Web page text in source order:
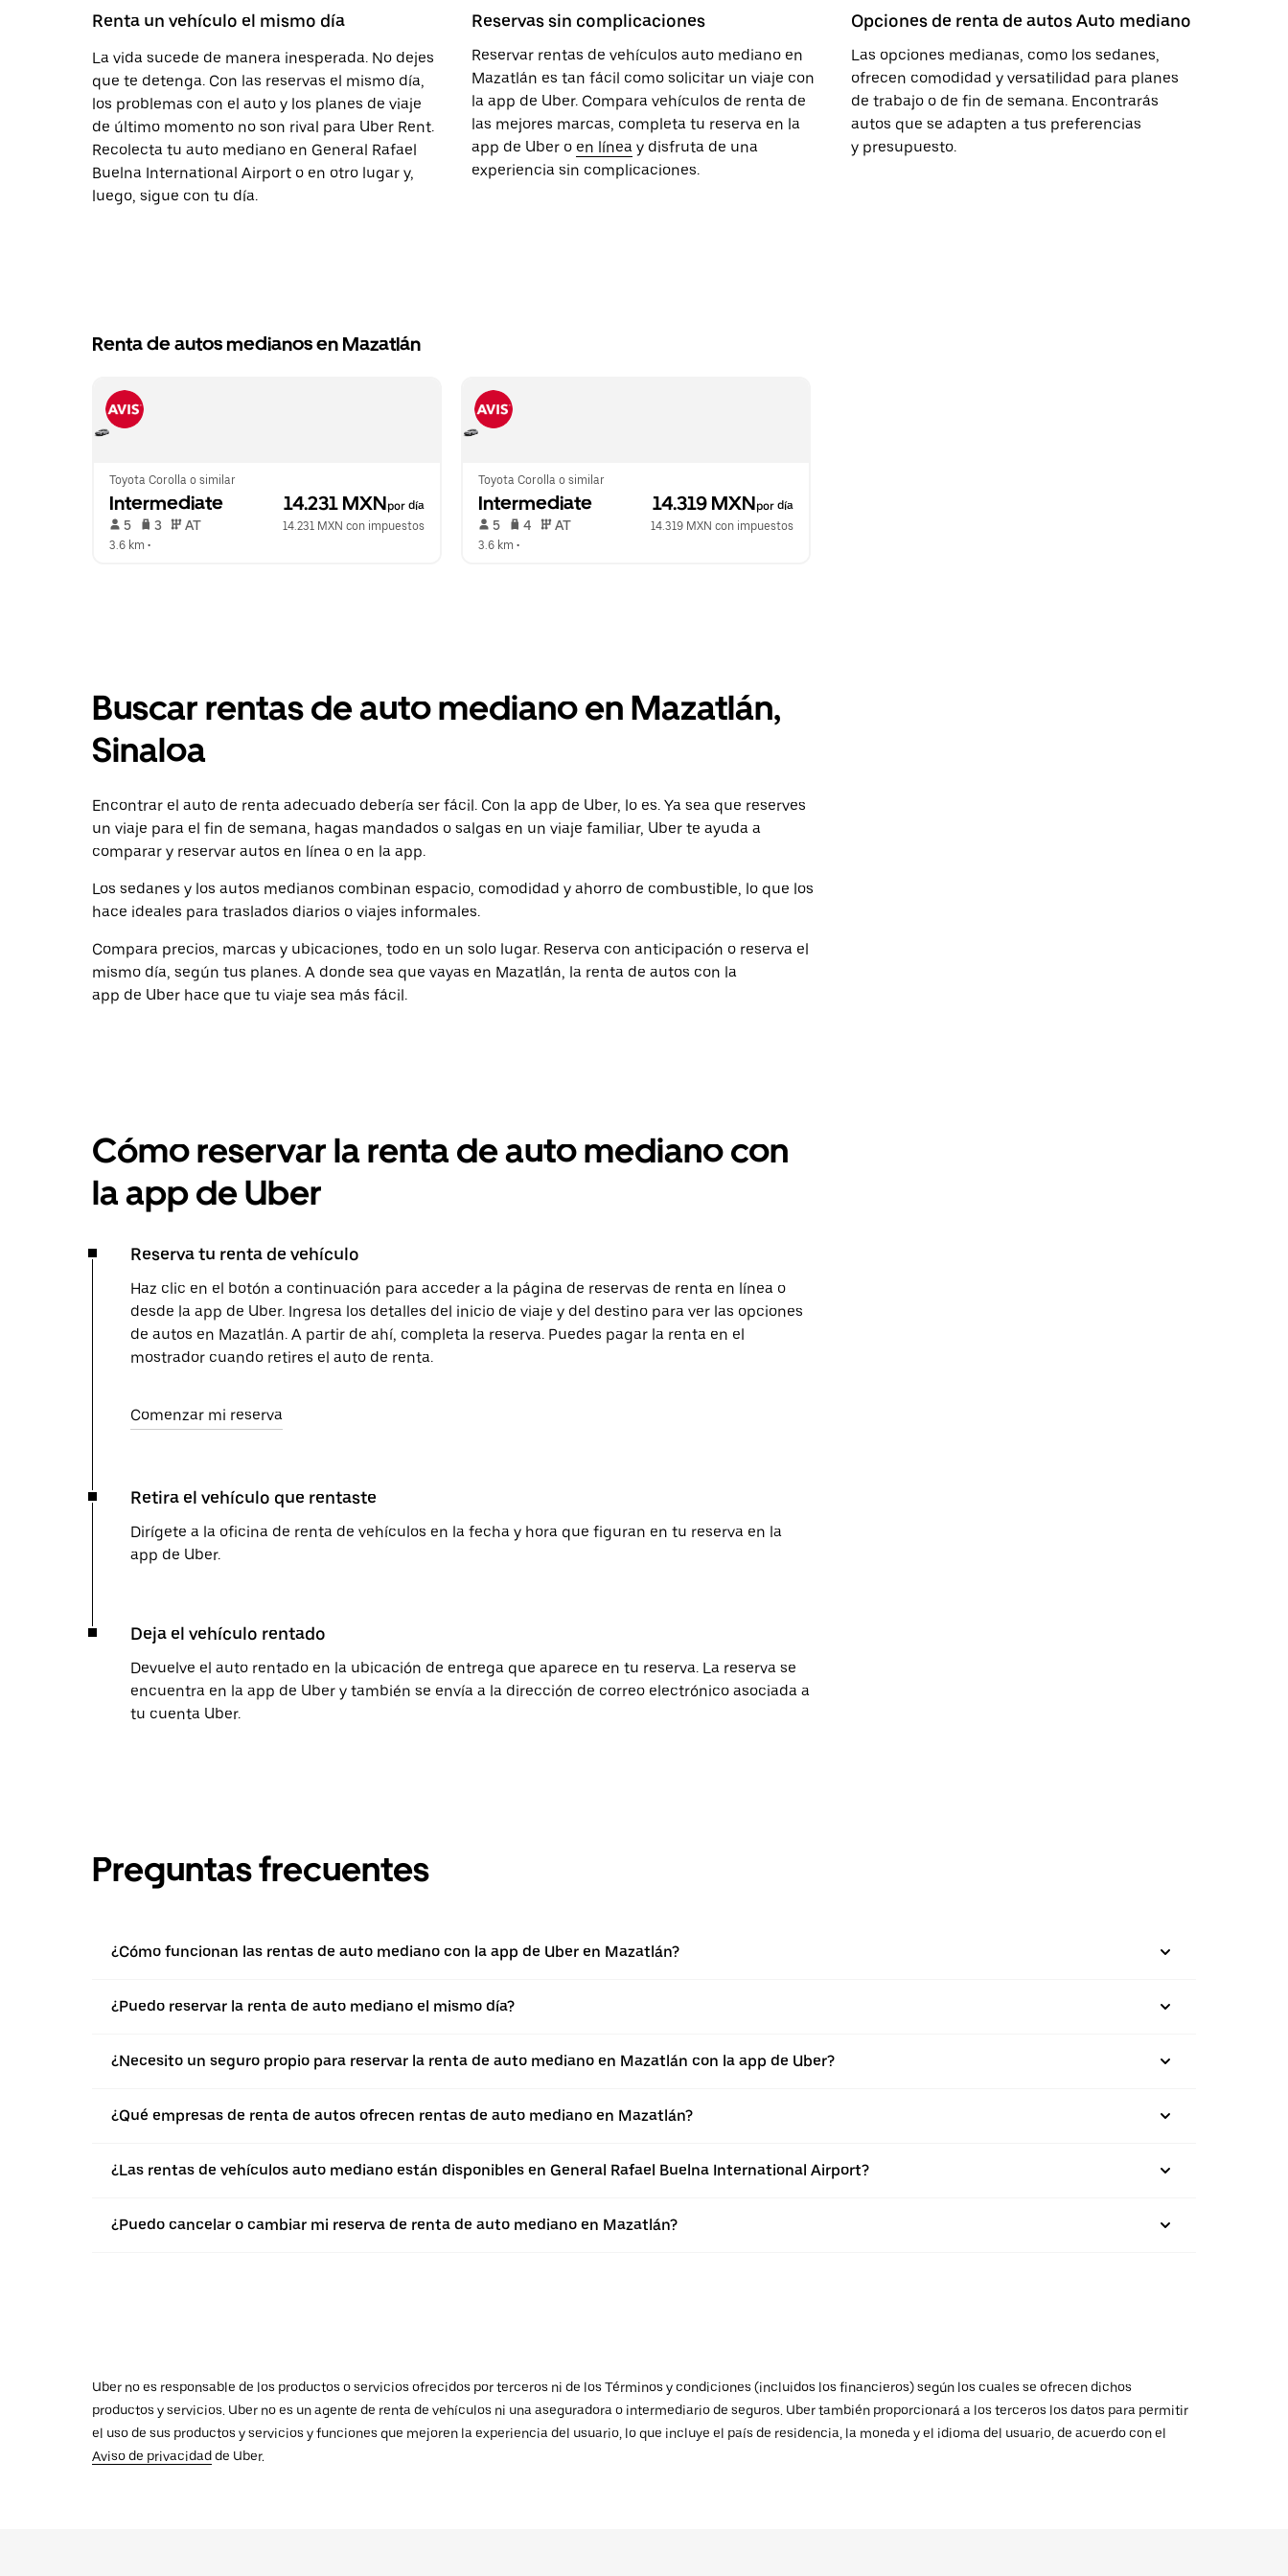
Renta un vehículo el mismo día
La vida sucede de manera inesperada. No dejes
que te detenga. Con las reservas el mismo día,
los problemas con el auto y los planes de viaje
de último momento no son rival para Uber Rent.
Recolecta tu auto mediano en General Rafael
Buelna International Airport o en otro lugar y,
luego, sigue con tu día.
Reservas sin complicaciones
Reservar rentas de vehículos auto mediano en
Mazatlán es tan fácil como solicitar un viaje con
la app de Uber. Compara vehículos de renta de
las mejores marcas, completa tu reserva en la
app de Uber o en línea y disfruta de una
experiencia sin complicaciones.
Opciones de renta de autos Auto mediano
Las opciones medianas, como los sedanes,
ofrecen comodidad y versatilidad para planes
de trabajo o de fin de semana. Encontrarás
autos que se adapten a tus preferencias
y presupuesto.
Renta de autos medianos en Mazatlán
Toyota Corolla o similar
Intermediate 14.231 MXNpor día
5 3 AT
14.231 MXN con impuestos
3.6 km •
Toyota Corolla o similar
Intermediate 14.319 MXNpor día
5 4 AT
14.319 MXN con impuestos
3.6 km •
Buscar rentas de auto mediano en Mazatlán,
Sinaloa
Encontrar el auto de renta adecuado debería ser fácil. Con la app de Uber, lo es. Ya sea que reserves
un viaje para el fin de semana, hagas mandados o salgas en un viaje familiar, Uber te ayuda a
comparar y reservar autos en línea o en la app.
Los sedanes y los autos medianos combinan espacio, comodidad y ahorro de combustible, lo que los
hace ideales para traslados diarios o viajes informales.
Compara precios, marcas y ubicaciones, todo en un solo lugar. Reserva con anticipación o reserva el
mismo día, según tus planes. A donde sea que vayas en Mazatlán, la renta de autos con la
app de Uber hace que tu viaje sea más fácil.
Cómo reservar la renta de auto mediano con
la app de Uber
Reserva tu renta de vehículo
Haz clic en el botón a continuación para acceder a la página de reservas de renta en línea o
desde la app de Uber. Ingresa los detalles del inicio de viaje y del destino para ver las opciones
de autos en Mazatlán. A partir de ahí, completa la reserva. Puedes pagar la renta en el
mostrador cuando retires el auto de renta.
Comenzar mi reserva
Retira el vehículo que rentaste
Dirígete a la oficina de renta de vehículos en la fecha y hora que figuran en tu reserva en la
app de Uber.
Deja el vehículo rentado
Devuelve el auto rentado en la ubicación de entrega que aparece en tu reserva. La reserva se
encuentra en la app de Uber y también se envía a la dirección de correo electrónico asociada a
tu cuenta Uber.
Preguntas frecuentes
¿Cómo funcionan las rentas de auto mediano con la app de Uber en Mazatlán?
¿Puedo reservar la renta de auto mediano el mismo día?
¿Necesito un seguro propio para reservar la renta de auto mediano en Mazatlán con la app de Uber?
¿Qué empresas de renta de autos ofrecen rentas de auto mediano en Mazatlán?
¿Las rentas de vehículos auto mediano están disponibles en General Rafael Buelna International Airport?
¿Puedo cancelar o cambiar mi reserva de renta de auto mediano en Mazatlán?
Uber no es responsable de los productos o servicios ofrecidos por terceros ni de los Términos y condiciones (incluidos los financieros) según los cuales se ofrecen dichos
productos y servicios. Uber no es un agente de renta de vehículos ni una aseguradora o intermediario de seguros. Uber también proporcionará a los terceros los datos para permitir
el uso de sus productos y servicios y funciones que mejoren la experiencia del usuario, lo que incluye el país de residencia, la moneda y el idioma del usuario, de acuerdo con el
Aviso de privacidad de Uber.